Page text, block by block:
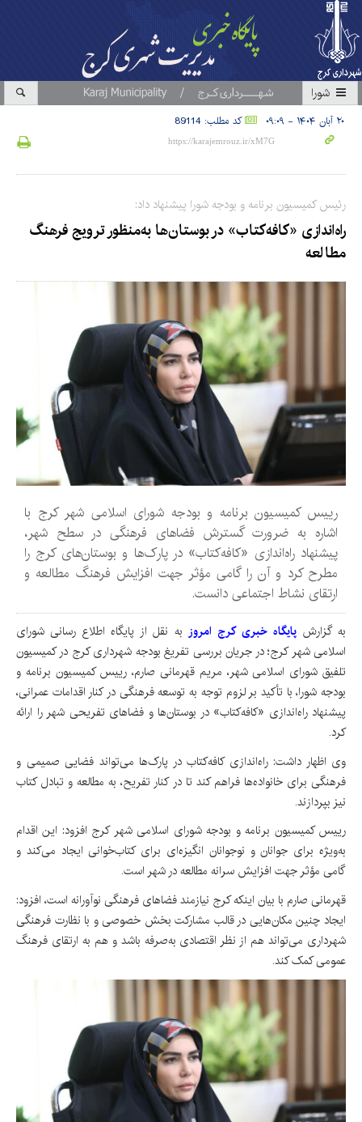
شورا
۲۰ آبان ۱۴۰۴ - ۰۹:۰۹ کد مطلب: 89114
رئیس کمیسیون برنامه و بودجه شورا پیشنهاد داد:
راه‌اندازی «کافه‌کتاب» در بوستان‌ها به‌منظور ترویج فرهنگ
مطالعه
رییس کمیسیون برنامه و بودجه شورای اسلامی شهر کرج با
اشاره به ضرورت گسترش فضاهای فرهنگی در سطح شهر،
پیشنهاد راه‌اندازی «کافه‌کتاب» در پارک‌ها و بوستان‌های کرج را
مطرح کرد و آن را گامی مؤثر جهت افزایش فرهنگ مطالعه و
ارتقای نشاط اجتماعی دانست.
به گزارش پایگاه خبری کرج امروزبه نقل از پایگاه اطلاع رسانی شورای
اسلامی شهر کرج؛ در جریان بررسی تفریغ بودجه شهرداری کرج در کمیسیون
تلفیق شورای اسلامی شهر، مریم قهرمانی صارم، رییس کمیسیون برنامه و
بودجه شورا، با تأکید بر لزوم توجه به توسعه فرهنگی در کنار اقدامات عمرانی،
پیشنهاد راه‌اندازی «کافه‌کتاب» در بوستان‌ها و فضاهای تفریحی شهر را ارائه
کرد.
وی اظهار داشت: راه‌اندازی کافه‌کتاب در پارک‌ها می‌تواند فضایی صمیمی و
فرهنگی برای خانواده‌ها فراهم کند تا در کنار تفریح، به مطالعه و تبادل کتاب
نیز بپردازند.
رییس کمیسیون برنامه و بودجه شورای اسلامی شهر کرج افزود: این اقدام
به‌ویژه برای جوانان و نوجوانان انگیزه‌ای برای کتاب‌خوانی ایجاد می‌کند و
گامی مؤثر جهت افزایش سرانه مطالعه در شهر است.
قهرمانی صارم با بیان اینکه کرج نیازمند فضاهای فرهنگی نوآورانه است، افزود:
ایجاد چنین مکان‌هایی در قالب مشارکت بخش خصوصی و با نظارت فرهنگی
شهرداری می‌تواند هم از نظر اقتصادی به‌صرفه باشد و هم به ارتقای فرهنگ
عمومی کمک کند.